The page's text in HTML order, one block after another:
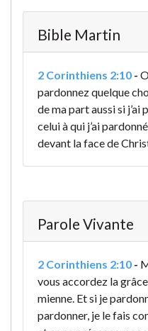
Bible Martin
2 Corinthiens 2:10 -
pardonnez quelque
de ma part aussi si j’ai
celui à qui j’ai
devant la face de
Parole Vivante
2 Corinthiens 2:10 -
vous accordez la
mienne. Et si je
pardonner, je le fais